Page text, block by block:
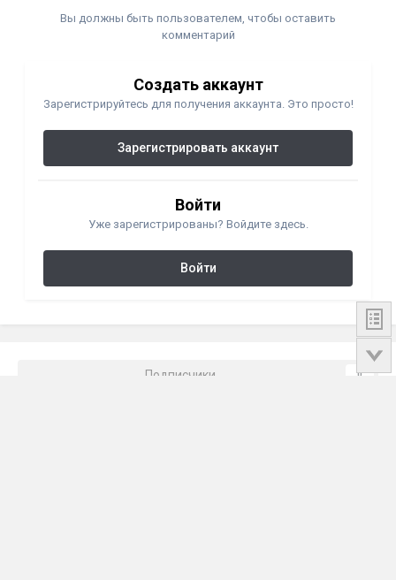
Вы должны быть пользователем, чтобы оставить
комментарий
Создать аккаунт
Зарегистрируйтесь для получения аккаунта. Это просто!
Зарегистрировать аккаунт
Войти
Уже зарегистрированы? Войдите здесь.
Войти
Подписчики 0